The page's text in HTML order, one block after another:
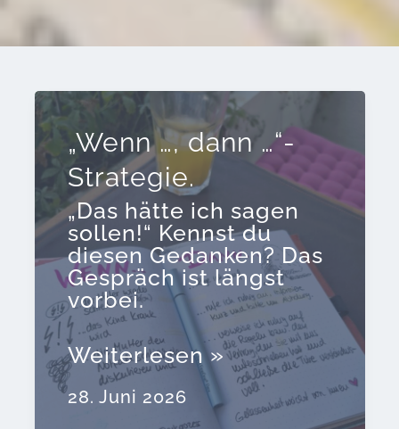
„Wenn …, dann …“-
Strategie.
„Das hätte ich sagen
sollen!“ Kennst du
diesen Gedanken? Das
Gespräch ist längst
vorbei.
„Wenn
…,
dann
Weiterlesen »
28. Juni 2026